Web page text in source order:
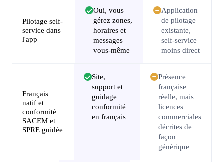
Pilotage self-
service dans
l'app
Oui, vous
gérez zones,
horaires et
messages
vous-même
Application
de pilotage
existante,
self-service
moins direct
Français
natif et
conformité
SACEM et
SPRE guidée
Site,
support et
guidage
conformité
en français
Présence
française
réelle, mais
licences
commerciales
décrites de
façon
générique